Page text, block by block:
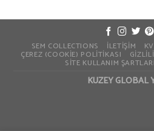
SEM COLLECTIONS İLETIŞIM
ÇEREZ (COOKIE) POLITIKASI
SITE KULLANIM
KUZEY GLOBAL